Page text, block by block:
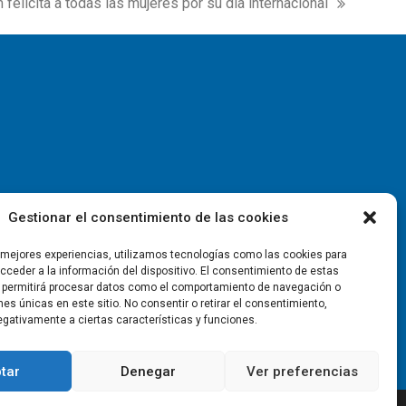
Gestionar el consentimiento de las cookies
experiencias, utilizamos tecnologías como las cookies para
a la información del dispositivo. El consentimiento de estas
procesar datos como el comportamiento de navegación o
únicas en este sitio. No consentir o retirar el consentimiento,
a ciertas características y funciones.
Denegar Ver preferencias